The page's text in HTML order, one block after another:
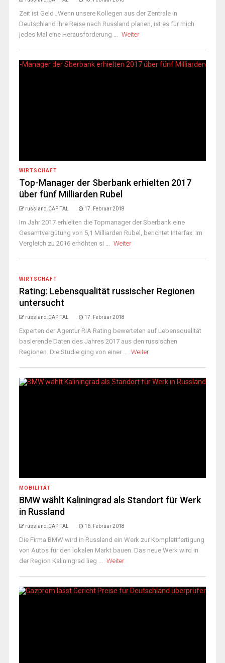
Zeit ist Geld „Wenn unsere Kollegen aus der Zentrale in
Deutschland ihre Reise nach Russland planen, ist es für mich
jedes Mal eine Herausforderung ... Weiter
WIRTSCHAFT
Top-Manager der Sberbank erhielten 2017
über fünf Milliarden Rubel
russland.CAPITAL 17. Februar 2018
Im Jahr 2017 erhielten die Topmanager der Sberbank eine
Gesamtvergütung von 5,1 Milliarden Rubel, berichtet Interfax. Im
Vergleich zu 2016 erhöhten si ... Weiter
WIRTSCHAFT
Rating: Lebensqualität russischer Regionen
untersucht
russland.CAPITAL 17. Februar 2018
Experten der Agentur RIA Rating bewerteten auf Lebensqualität
basierende Daten des Jahres 2017 aus den russischen
Regionen. Die Studie ging von einer ... Weiter
MOBILITÄT
BMW wählt Kaliningrad als Standort für Werk
in Russland
russland.CAPITAL 16. Februar 2018
Die Firma BMW wird in Russland ein Werk zur Komplettfertigung
von Autos für den lokalen Markt bauen. Das neue Werk wird in
der Region Kaliningrad lieg ... Weiter